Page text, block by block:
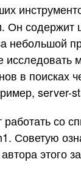
Он содержит
небольшой
в поисках
server-
со
Советую
автора этого